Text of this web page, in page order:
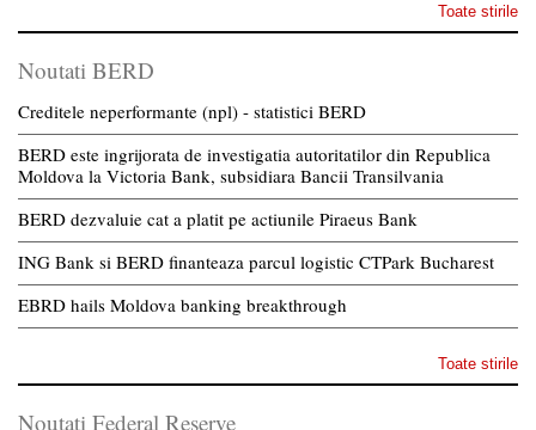
Toate stirile
Noutati BERD
Creditele neperformante (npl) - statistici BERD
BERD este ingrijorata de investigatia autoritatilor din Republica
Moldova la Victoria Bank, subsidiara Bancii Transilvania
BERD dezvaluie cat a platit pe actiunile Piraeus Bank
ING Bank si BERD finanteaza parcul logistic CTPark Bucharest
EBRD hails Moldova banking breakthrough
Toate stirile
Noutati Federal Reserve